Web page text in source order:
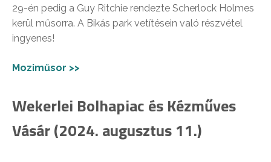
29-én pedig a Guy Ritchie rendezte Scherlock Holmes
kerül műsorra. A Bikás park vetítésein való részvétel
ingyenes!
Moziműsor >>
Wekerlei Bolhapiac és Kézműves
Vásár (2024. augusztus 11.)